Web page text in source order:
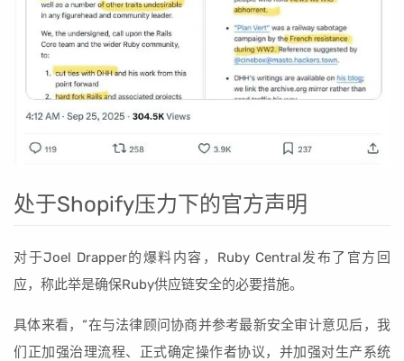
处于Shopify压力下的官方声明
对于Joel Drapper的爆料内容，Ruby Central发布了官方回
应，称此举是确保Ruby供应链安全的必要措施。
具体来看，“在与法律顾问协商并参考最新安全审计意见后，我
们正加强治理流程、正式确定操作者协议，并加强对生产系统